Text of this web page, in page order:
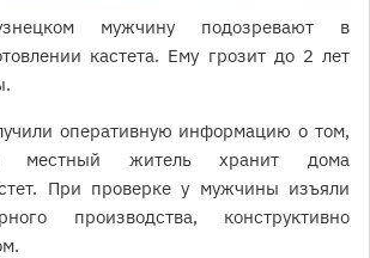
мужчину подозревают в
кастета. Ему грозит до 2 лет
оперативную информацию о том,
местный житель хранит дома
При проверке у мужчины изъяли
производства, конструктивно